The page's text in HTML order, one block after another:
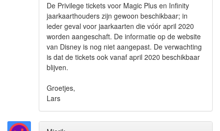
De Privilege tickets voor Magic Plus en Infinity
jaarkaarthouders zijn gewoon beschikbaar; in
ieder geval voor jaarkaarten die vóór april 2020
worden aangeschaft. De informatie op de website
van Disney is nog niet aangepast. De verwachting
is dat de tickets ook vanaf april 2020 beschikbaar
blijven.
Groetjes,
Lars